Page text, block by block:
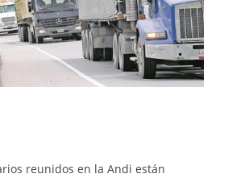
reunidos en la Andi están